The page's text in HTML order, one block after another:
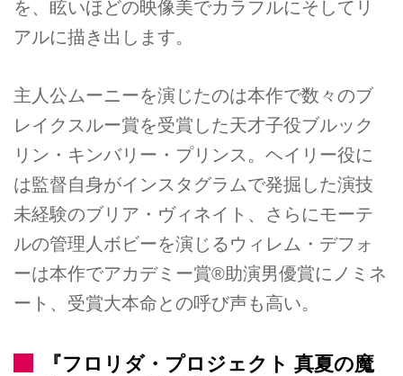
を、眩いほどの映像美でカラフルにそしてリ
アルに描き出します。
主人公ムーニーを演じたのは本作で数々のブ
レイクスルー賞を受賞した天才子役ブルック
リン・キンバリー・プリンス。ヘイリー役に
は監督自身がインスタグラムで発掘した演技
未経験のブリア・ヴィネイト、さらにモーテ
ルの管理人ボビーを演じるウィレム・デフォ
ーは本作でアカデミー賞®助演男優賞にノミネ
ート、受賞大本命との呼び声も高い。
『フロリダ・プロジェクト 真夏の魔